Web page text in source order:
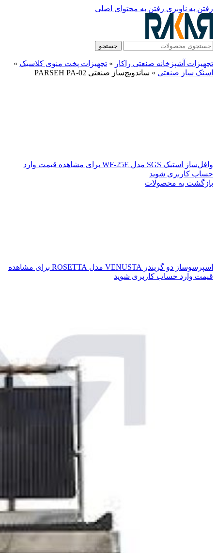
رفتن به ناوبری رفتن به محتوای اصلی
جستجو
تجهیزات آشپزخانه صنعتی راکار » تجهیزات پخت منوی کلاسیک »
اسنک ساز صنعتی » ساندویچ‌ساز صنعتی PARSEH PA-02
وافل‌ساز استیک SGS مدل WF-25E
برای مشاهده قیمت وارد
حساب کاربری شوید
بازگشت به محصولات
اسپرسوساز دو گریندر VENUSTA مدل ROSETTA
برای مشاهده
قیمت وارد حساب کاربری شوید